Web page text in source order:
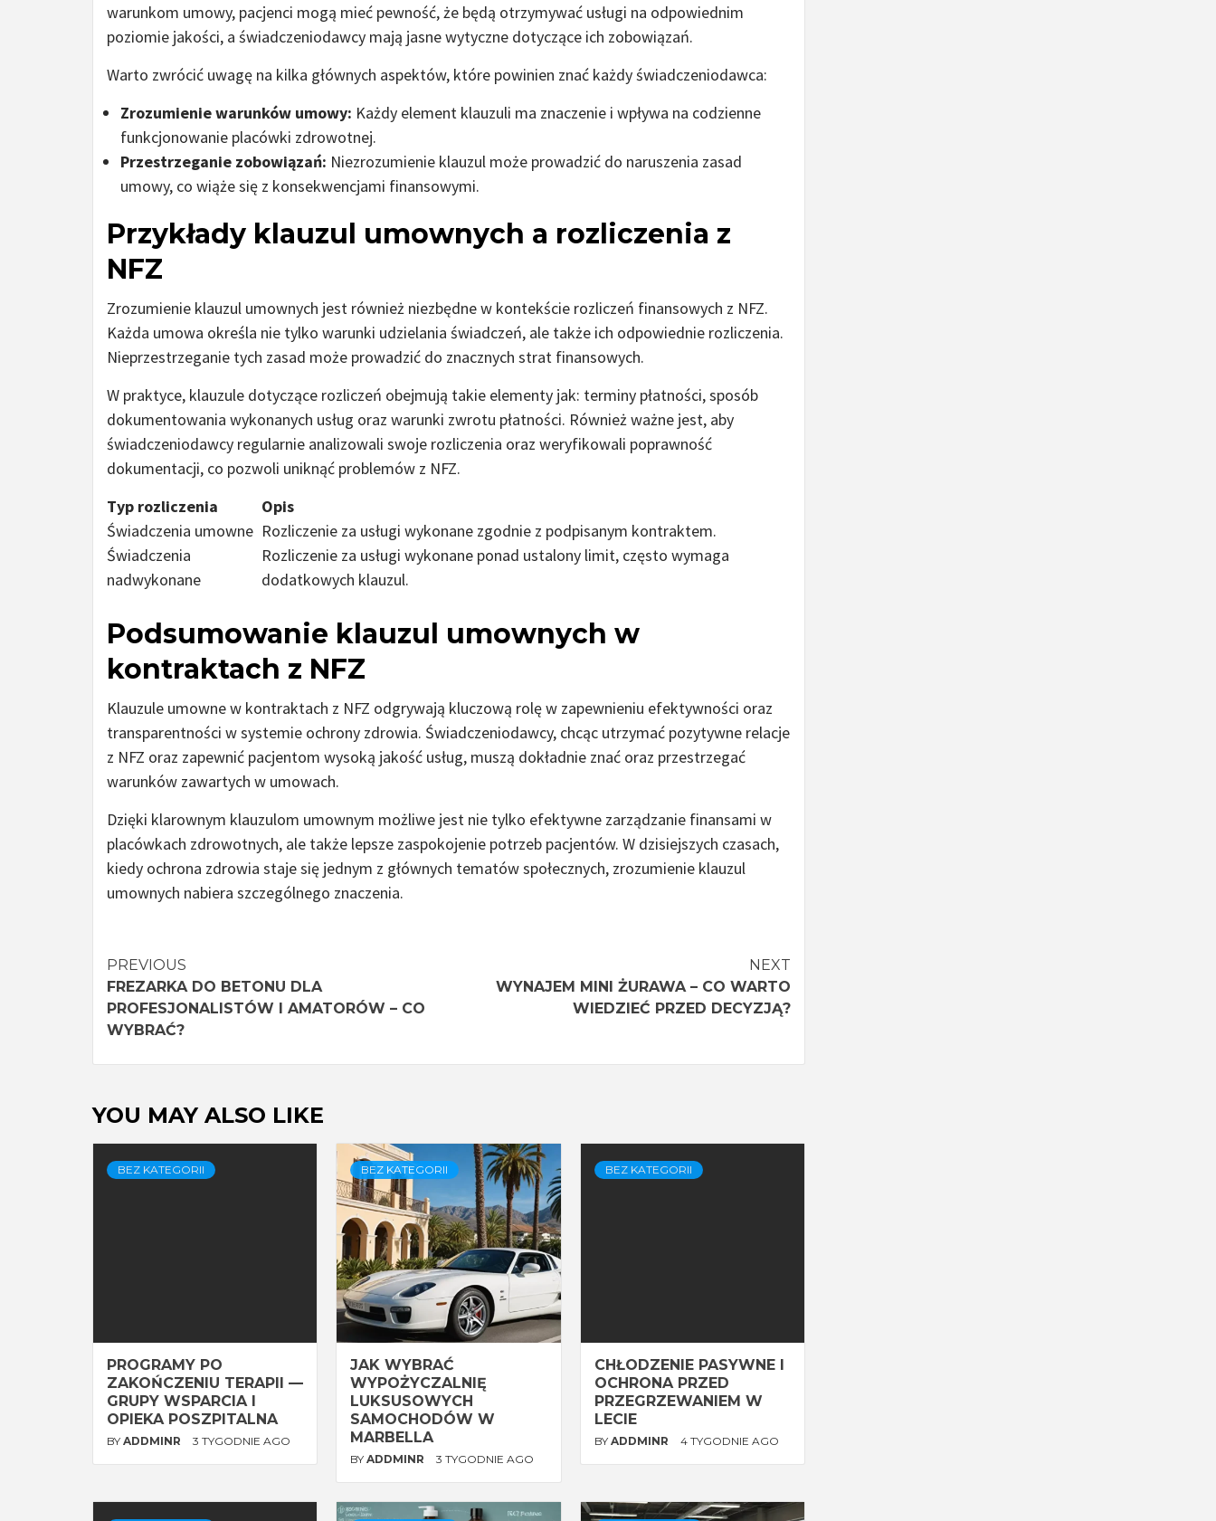
warunkom umowy, pacjenci mogą mieć pewność, że będą otrzymywać usługi na odpowiednim
poziomie jakości, a świadczeniodawcy mają jasne wytyczne dotyczące ich zobowiązań.
Warto zwrócić uwagę na kilka głównych aspektów, które powinien znać każdy świadczeniodawca:
Zrozumienie warunków umowy: Każdy element klauzuli ma znaczenie i wpływa na codzienne
funkcjonowanie placówki zdrowotnej.
Przestrzeganie zobowiązań: Niezrozumienie klauzul może prowadzić do naruszenia zasad
umowy, co wiąże się z konsekwencjami finansowymi.
Przykłady klauzul umownych a rozliczenia z
NFZ
Zrozumienie klauzul umownych jest również niezbędne w kontekście rozliczeń finansowych z NFZ.
Każda umowa określa nie tylko warunki udzielania świadczeń, ale także ich odpowiednie rozliczenia.
Nieprzestrzeganie tych zasad może prowadzić do znacznych strat finansowych.
W praktyce, klauzule dotyczące rozliczeń obejmują takie elementy jak: terminy płatności, sposób
dokumentowania wykonanych usług oraz warunki zwrotu płatności. Również ważne jest, aby
świadczeniodawcy regularnie analizowali swoje rozliczenia oraz weryfikowali poprawność
dokumentacji, co pozwoli uniknąć problemów z NFZ.
Typ rozliczenia
Opis
Świadczenia umowne Rozliczenie za usługi wykonane zgodnie z podpisanym kontraktem.
Świadczenia
nadwykonane
Rozliczenie za usługi wykonane ponad ustalony limit, często wymaga
dodatkowych klauzul.
Podsumowanie klauzul umownych w
kontraktach z NFZ
Klauzule umowne w kontraktach z NFZ odgrywają kluczową rolę w zapewnieniu efektywności oraz
transparentności w systemie ochrony zdrowia. Świadczeniodawcy, chcąc utrzymać pozytywne relacje
z NFZ oraz zapewnić pacjentom wysoką jakość usług, muszą dokładnie znać oraz przestrzegać
warunków zawartych w umowach.
Dzięki klarownym klauzulom umownym możliwe jest nie tylko efektywne zarządzanie finansami w
placówkach zdrowotnych, ale także lepsze zaspokojenie potrzeb pacjentów. W dzisiejszych czasach,
kiedy ochrona zdrowia staje się jednym z głównych tematów społecznych, zrozumienie klauzul
umownych nabiera szczególnego znaczenia.
Continue
Reading
PREVIOUS
FREZARKA DO BETONU DLA
PROFESJONALISTÓW I AMATORÓW – CO
WYBRAĆ?
NEXT
WYNAJEM MINI ŻURAWA – CO WARTO
WIEDZIEĆ PRZED DECYZJĄ?
YOU MAY ALSO LIKE
BEZ KATEGORII
PROGRAMY PO
ZAKOŃCZENIU TERAPII —
GRUPY WSPARCIA I
OPIEKA POSZPITALNA
BY ADDMINR 3 TYGODNIE AGO
BEZ KATEGORII
JAK WYBRAĆ
WYPOŻYCZALNIĘ
LUKSUSOWYCH
SAMOCHODÓW W
MARBELLA
BY ADDMINR 3 TYGODNIE AGO
BEZ KATEGORII
CHŁODZENIE PASYWNE I
OCHRONA PRZED
PRZEGRZEWANIEM W
LECIE
BY ADDMINR 4 TYGODNIE AGO